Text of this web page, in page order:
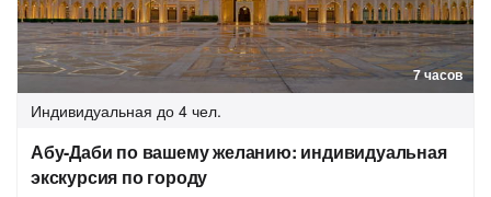
7 часов
Индивидуальная до 4 чел.
Абу-Даби по вашему желанию: индивидуальная
экскурсия по городу